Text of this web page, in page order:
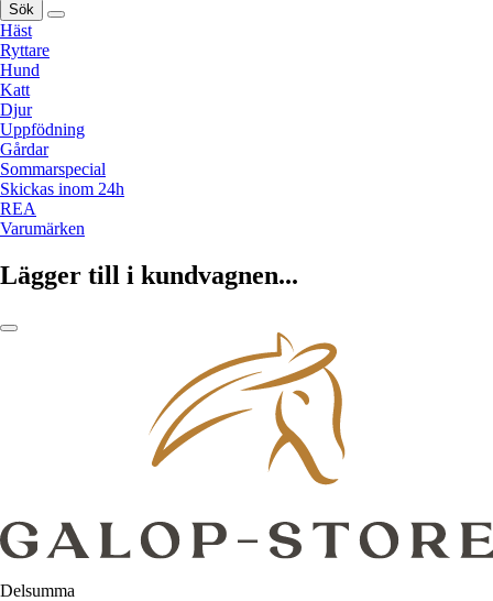
Sök
Häst
Ryttare
Hund
Katt
Djur
Uppfödning
Gårdar
Sommarspecial
Skickas inom 24h
REA
Varumärken
Lägger till i kundvagnen...
Delsumma